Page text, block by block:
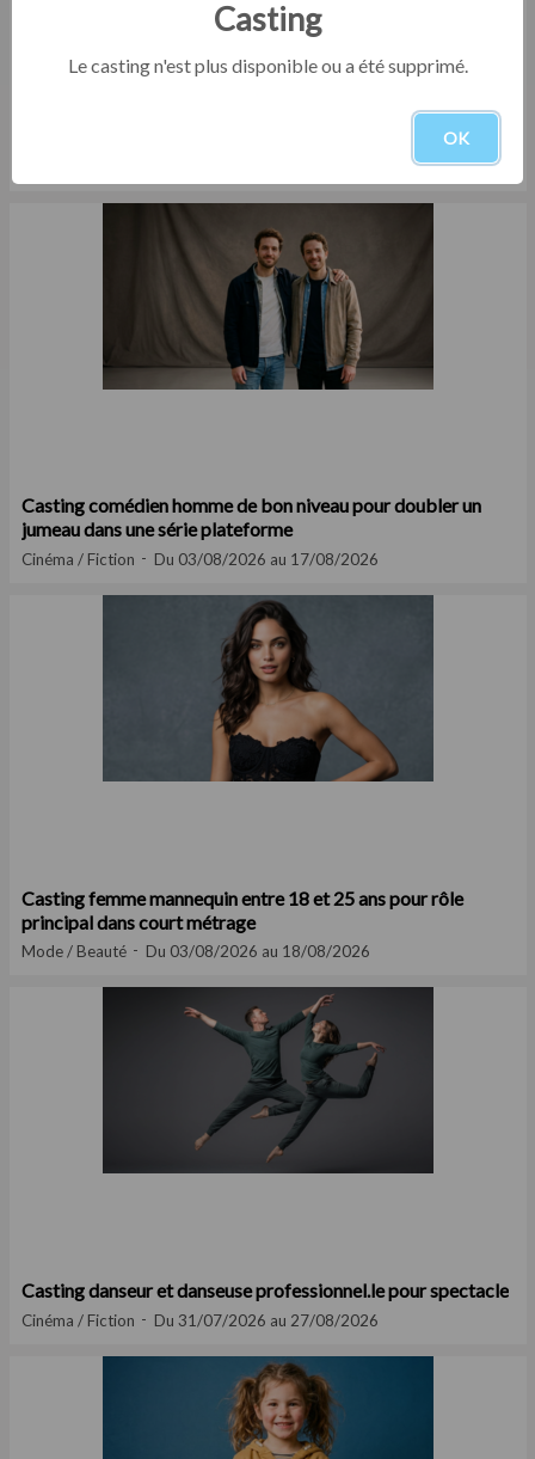
Casting doublure mains homme entre 45 et 55 ans vrai
Casting comédien homme de bon niveau pour doubler un
jumeau dans une série plateforme
Cinéma / Fiction Du 03/08/2026 au 17/08/2026
Casting femme mannequin entre 18 et 25 ans pour rôle
principal dans court métrage
Mode / Beauté Du 03/08/2026 au 18/08/2026
Casting danseur et danseuse professionnel.le pour spectacle
Cinéma / Fiction Du 31/07/2026 au 27/08/2026
Casting
Le casting n'est plus disponible ou a été supprimé.
OK